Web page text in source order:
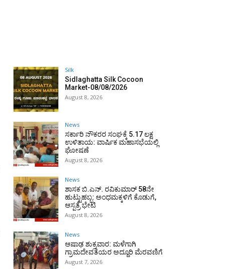
Silk
Sidlaghatta Silk Cocoon
Market-08/08/2026
August 8, 2026
News
ಸರ್ಕಾರಿ ನೌಕರರ ಸಂಘಕ್ಕೆ ₹5.17 ಲಕ್ಷ
ಉಳಿತಾಯ: ವಾರ್ಷಿಕ ಮಹಾಸಭೆಯಲ್ಲಿ
ಘೋಷಣೆ
August 8, 2026
News
ಶಾಸಕ ಬಿ.ಎನ್. ರವಿಕುಮಾರ್ 58ನೇ
ಹುಟ್ಟುಹಬ್ಬ: ಅಂಧಮಕ್ಕಳಿಗೆ ಕೊಡುಗೆ,
ಆಸ್ಪತ್ರೆ ಭೇಟಿ
August 8, 2026
News
ಆಷಾಢ ಶುಕ್ರವಾರ: ಮಳೆಗಾಗಿ
ಗ್ರಾಮದೇವತೆಯರ ಅದ್ದೂರಿ ಮೆರವಣಿಗೆ
August 7, 2026